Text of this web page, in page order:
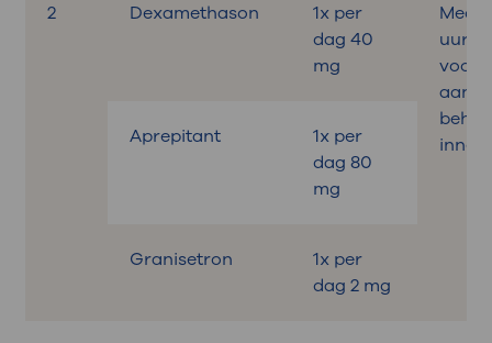
2 Dexamethason
1x per
dag 40
mg
uur
aan
Aprepitant
1x per
dag 80
mg
Granisetron
1x per
dag 2 mg